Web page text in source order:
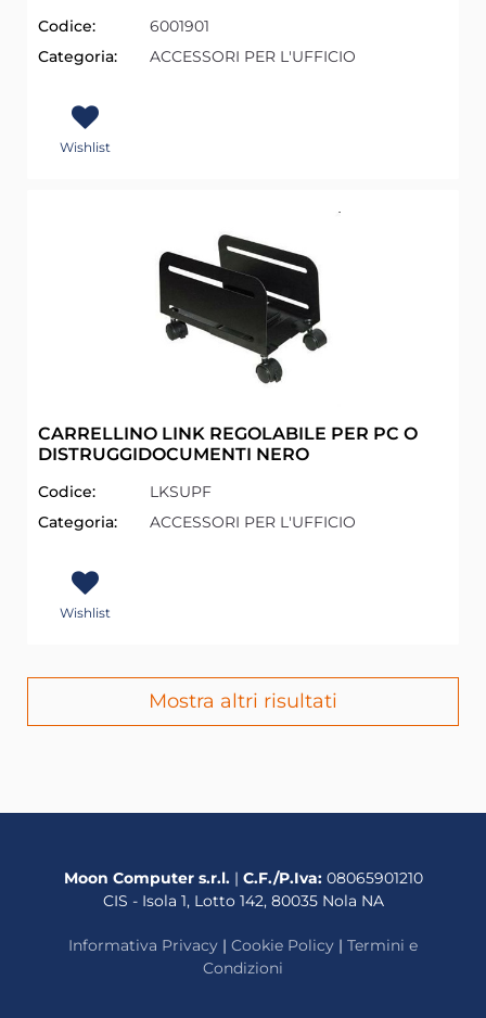
Codice:
6001901
Categoria:
ACCESSORI PER L'UFFICIO
Wishlist
CARRELLINO LINK REGOLABILE PER PC O
DISTRUGGIDOCUMENTI NERO
Codice:
LKSUPF
Categoria:
ACCESSORI PER L'UFFICIO
Wishlist
Mostra altri risultati
Moon Computer s.r.l.| C.F./P.Iva: 08065901210
CIS - Isola 1, Lotto 142, 80035 Nola NA
Informativa Privacy | Cookie Policy | Termini e
Condizioni